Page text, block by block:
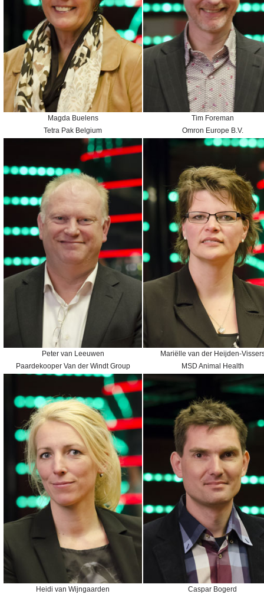
Magda Buelens
Tetra Pak Belgium
Tim Foreman
Omron Europe B.V.
Peter van Leeuwen
Paardekooper Van der Windt Group
Mariëlle van der Heijden-
MSD Animal Health
Heidi van Wijngaarden
Caspar Bogerd